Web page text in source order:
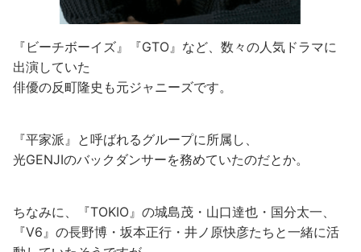
『ビーチボーイズ』『GTO』など、数々の人気ドラマに
出演していた
俳優の反町隆史も元ジャニーズです。
『平家派』と呼ばれるグループに所属し、
光GENJIのバックダンサーを務めていたのだとか。
ちなみに、『TOKIO』の城島茂・山口達也・国分太一、
『V6』の長野博・坂本正行・井ノ原快彦たちと一緒に活